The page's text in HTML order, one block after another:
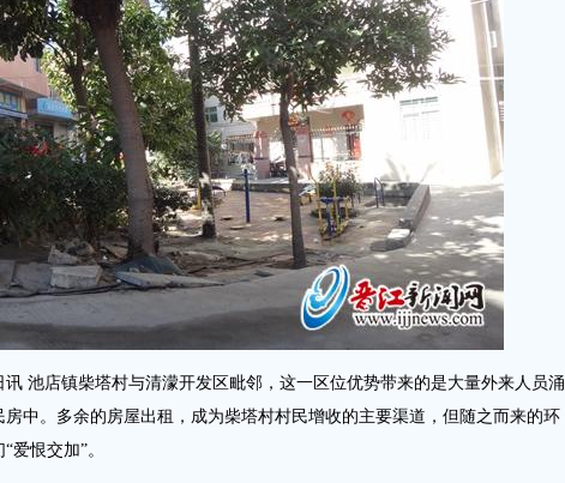
池店镇柴塔村与清濛开发区毗邻，这一区位优势带来的是大量外来人员涌
房中。多余的房屋出租，成为柴塔村村民增收的主要渠道，但随之而来的环
爱恨交加”。